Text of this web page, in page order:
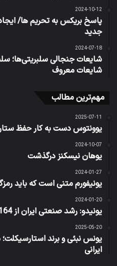
2024-10-12
پاسخ بریکس به تحریم ها/
جدید
2024-07-18
شایعات جنجالی سلبریتی‌ها؛
شایعات معروف
مهم‌ترین مطالب
2025-07-11
یوونتوس دست به کار حفظ
2024-10-07
یوهان نیسکنز درگذشت
2024-01-27
یونیفورم متنی است که باید
2024-01-20
یونیدو: رشد صنعتی ایران از 164 کشور جهان بیشتر شد
2025-05-20
یونس نبئی و برند
ایرانی